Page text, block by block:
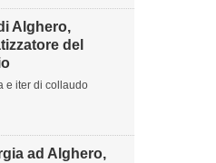
Alghero,
del
e iter di collaudo
ad Alghero,